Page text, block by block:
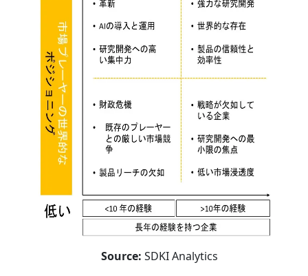
Source: SDKI Analytics